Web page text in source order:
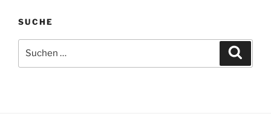
SUCHE
nach: